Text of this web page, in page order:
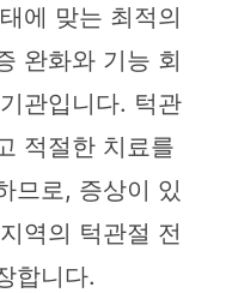
에 맞는 최적의
완화와 기능 회
관입니다. 턱관
적절한 치료를
므로, 증상이 있
역의 턱관절 전
합니다.